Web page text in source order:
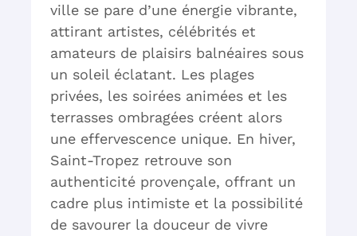
ville se pare d’une énergie vibrante,
attirant artistes, célébrités et
amateurs de plaisirs balnéaires sous
un soleil éclatant. Les plages
privées, les soirées animées et les
terrasses ombragées créent alors
une effervescence unique. En hiver,
Saint-Tropez retrouve son
authenticité provençale, offrant un
cadre plus intimiste et la possibilité
de savourer la douceur de vivre